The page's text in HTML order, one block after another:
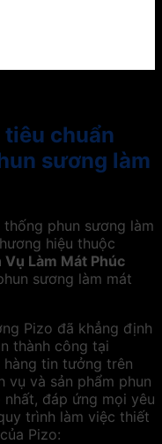
chuẩn
sương làm
phun sương làm
hiệu thuộc
Làm Mát Phúc
sương làm mát
Pizo đã khẳng định
thành công tại
hàng tin tưởng trên
vụ và sản phẩm phun
đáp ứng mọi yêu
trình làm việc thiết
Pizo: